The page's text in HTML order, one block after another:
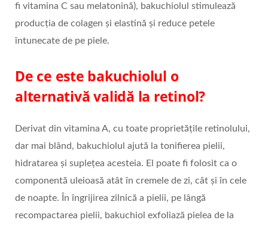
fi vitamina C sau melatonină), bakuchiolul stimulează
producția de colagen și elastină și reduce petele
întunecate de pe piele.
De ce este bakuchiolul o
alternativă validă la retinol?
Derivat din vitamina A, cu toate proprietățile retinolului,
dar mai blând, bakuchiolul ajută la tonifierea pielii,
hidratarea și suplețea acesteia. El poate fi folosit ca o
componentă uleioasă atât în cremele de zi, cât și în cele
de noapte. În îngrijirea zilnică a pielii, pe lângă
recompactarea pielii, bakuchiol exfoliază pielea de la